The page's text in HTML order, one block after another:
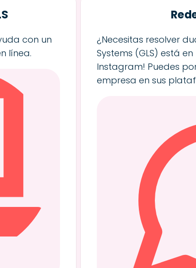
con un
línea.
¿Necesitas resolver
Systems (GLS) está
Instagram! Puedes
empresa en sus